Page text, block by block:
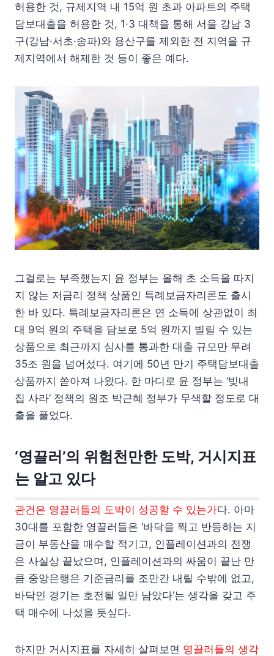
허용한 것, 규제지역 내 15억 원 초과 아파트의 주택
담보대출을 허용한 것, 1·3 대책을 통해 서울 강남 3
구(강남·서초·송파)와 용산구를 제외한 전 지역을 규
제지역에서 해제한 것 등이 좋은 예다.
그걸로는 부족했는지 윤 정부는 올해 초 소득을 따지
지 않는 저금리 정책 상품인 특례보금자리론도 출시
한 바 있다. 특례보금자리론은 연 소득에 상관없이 최
대 9억 원의 주택을 담보로 5억 원까지 빌릴 수 있는
상품으로 최근까지 심사를 통과한 대출 규모만 무려
35조 원을 넘어섰다. 여기에 50년 만기 주택담보대출
상품까지 쏟아져 나왔다. 한 마디로 윤 정부는 ‘빚내
집 사라’ 정책의 원조 박근혜 정부가 무색할 정도로 대
출을 풀었다.
‘영끌러’의 위험천만한 도박, 거시지표
는 알고 있다
관건은 영끌러들의 도박이 성공할 수 있는가다. 아마
30대를 포함한 영끌러들은 ‘바닥을 찍고 반등하는 지
금이 부동산을 매수할 적기고, 인플레이션과의 전쟁
은 사실상 끝났으며, 인플레이션과의 싸움이 끝난 만
큼 중앙은행은 기준금리를 조만간 내릴 수밖에 없고,
바닥인 경기는 호전될 일만 남았다’는 생각을 갖고 주
택 매수에 나섰을 듯싶다.
하지만 거시지표를 자세히 살펴보면 영끌러들의 생각